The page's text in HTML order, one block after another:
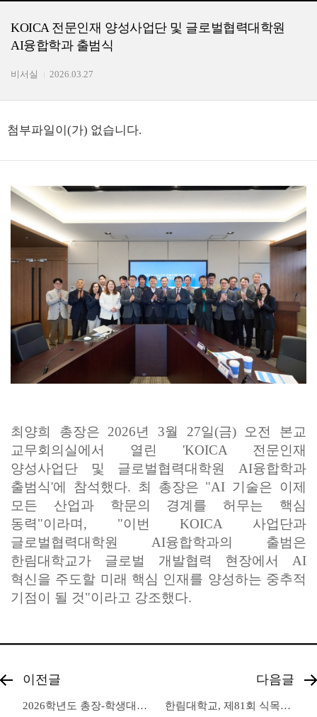
KOICA 전문인재 양성사업단 및 글로벌협력대학원
AI융합학과 출범식
비서실 2026.03.27
첨부파일이(가) 없습니다.
최양희 총장은 2026년 3월 27일(금) 오전 본교
교무회의실에서 열린 'KOICA 전문인재
양성사업단 및 글로벌협력대학원 AI융합학과
출범식'에 참석했다. 최 총장은 "AI 기술은 이제
모든 산업과 학문의 경계를 허무는 핵심
동력"이라며, "이번 KOICA 사업단과
글로벌협력대학원 AI융합학과의 출범은
한림대학교가 글로벌 개발협력 현장에서 AI
혁신을 주도할 미래 핵심 인재를 양성하는 중추적
기점이 될 것"이라고 강조했다.
이전글
2026학년도 총장-학생대표 간담회 개최
다음글
한림대학교, 제81회 식목일 기념 「탄소 중립 실천」 식목행사 개최